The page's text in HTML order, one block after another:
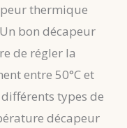
thermique
Un bon décapeur
de régler la
entre 50°C et
types de
décapeur